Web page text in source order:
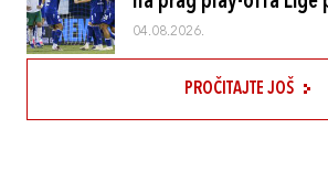
04.08.2026.
PROČITAJTE JOŠ